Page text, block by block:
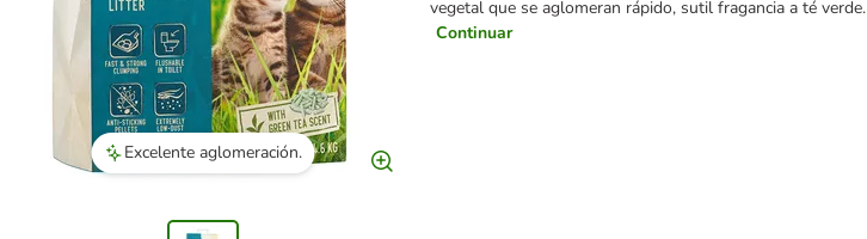
vegetal que se aglomeran rápido, sutil fragancia a té verde.
Continuar
Excelente aglomeración.